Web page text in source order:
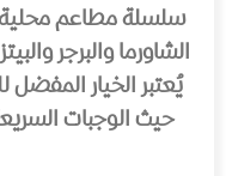
سلسلة مطاعم محلية
الشاورما والبرجر
يُعتبر الخيار
حيث الوجبات